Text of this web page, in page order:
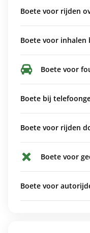
Boete voor rijden
Boete voor inhalen
Boete voor
Boete bij
Boete voor rijden
Boete voor
Boete voor